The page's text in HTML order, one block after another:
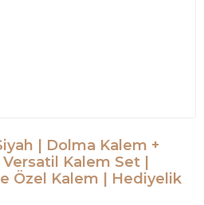
| Dolma Kalem +
Kalem Set |
Özel Kalem | Hediyelik